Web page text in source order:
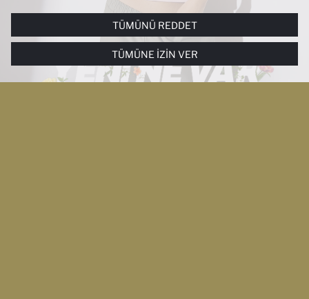
ÜÇÜNCÜ TARAF ÇEREZLER ISE SIZE DAHA IYI BIR ALIŞVERIŞ
DENEYIMI SUNULABILMESI, SITEMIZIN DAHA IŞLEVSEL KILINMASI VE
KIŞISELLEŞTIRMESI VE AÇIK RIZA VERMENIZ HALINDE, SIZLERE
YÖNELIK PAZARLAMA FAALIYETLERININ YAPILMASI AMAÇLARIYLA
SINIRLI OLARAK KULLANILACAKTIR. ÇEREZLERE DAIR TERCIHLERINIZI
ÇEREZ TERCIHLERIPANELI ARACILIĞIYLA HER ZAMAN YÖNETEBILIR,
ÇEREZLERLE ILGILI DAHA DETAYLI BILGIYE
ÇEREZ AYDINLATMA
TÜMÜNÜ REDDET
TÜMÜNE İZIN VER